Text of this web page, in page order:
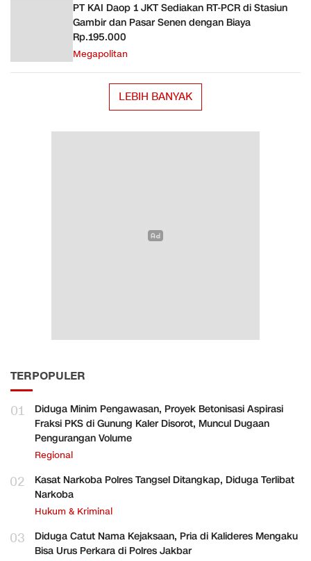
PT KAI Daop 1 JKT Sediakan RT-PCR di Stasiun
Gambir dan Pasar Senen dengan Biaya
Rp.195.000
Megapolitan
LEBIH BANYAK
TERPOPULER
01
Diduga Minim Pengawasan, Proyek Betonisasi Aspirasi
Fraksi PKS di Gunung Kaler Disorot, Muncul Dugaan
Pengurangan Volume
Regional
02
Kasat Narkoba Polres Tangsel Ditangkap, Diduga Terlibat
Narkoba
Hukum & Kriminal
03
Diduga Catut Nama Kejaksaan, Pria di Kalideres Mengaku
Bisa Urus Perkara di Polres Jakbar